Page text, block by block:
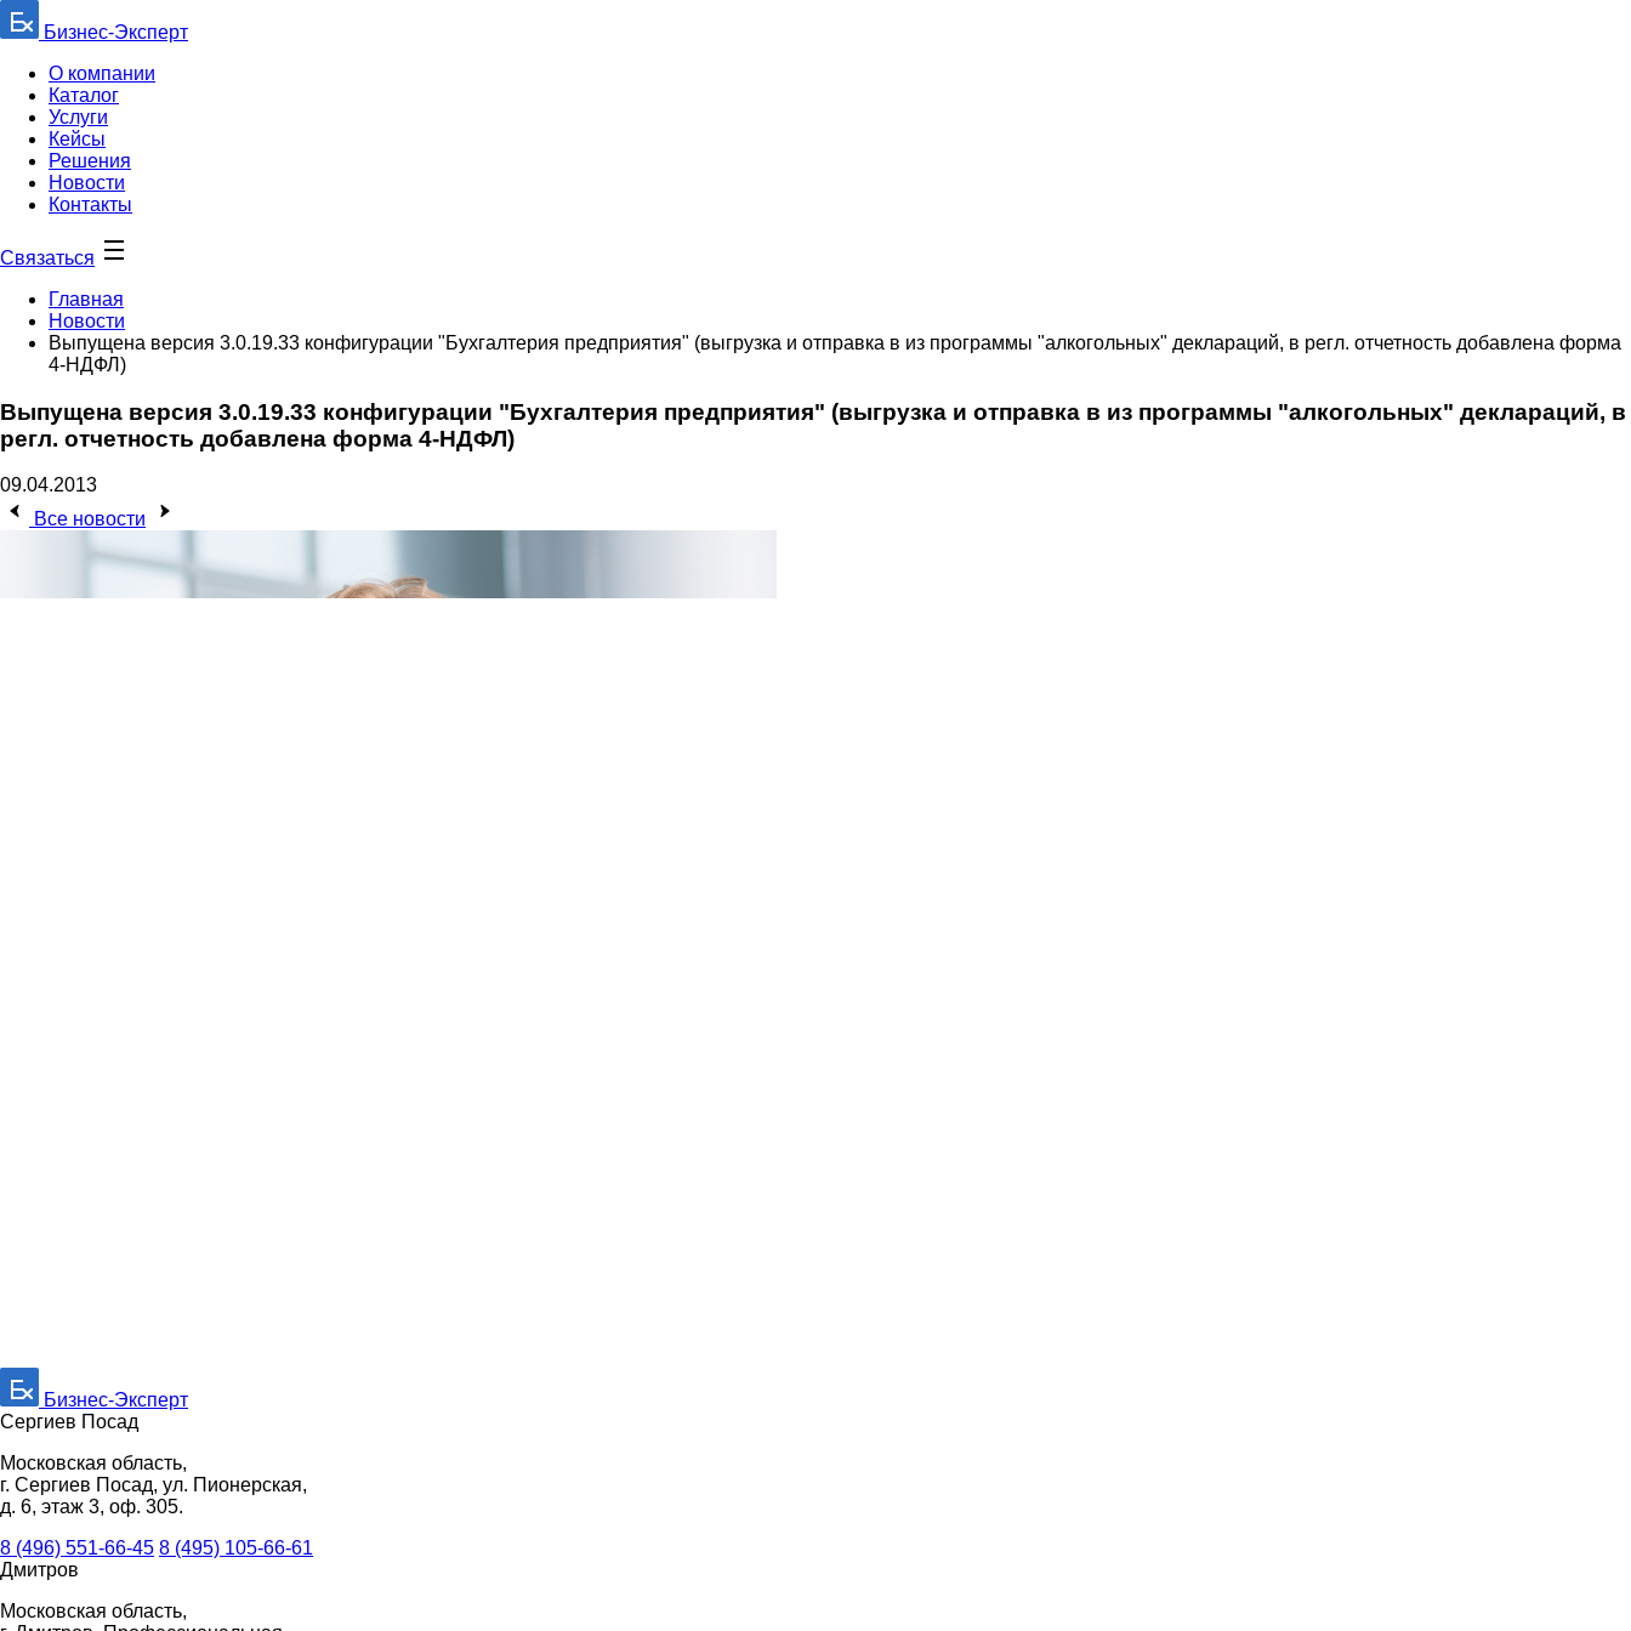
Бизнес-Эксперт
О компании
Каталог
Услуги
Кейсы
Решения
Новости
Контакты
Связаться
Главная
Новости
Выпущена версия 3.0.19.33 конфигурации "Бухгалтерия предприятия" (выгрузка и отправка в из программы "алкогольных" деклараций, в регл. отчетность добавлена форма
4-НДФЛ)
Выпущена версия 3.0.19.33 конфигурации "Бухгалтерия предприятия" (выгрузка и отправка в из программы "алкогольных" деклараций, в
регл. отчетность добавлена форма 4-НДФЛ)
09.04.2013
Все новости
Бизнес-Эксперт
Сергиев Посад
Московская область,
г. Сергиев Посад, ул. Пионерская,
д. 6, этаж 3, оф. 305.
8 (496) 551-66-45 8 (495) 105-66-61
Дмитров
Московская область,